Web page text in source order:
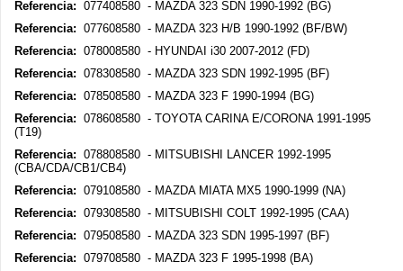
Referencia: 077408580 - MAZDA 323 SDN 1990-1992 (BG)
Referencia: 077608580 - MAZDA 323 H/B 1990-1992 (BF/BW)
Referencia: 078008580 - HYUNDAI i30 2007-2012 (FD)
Referencia: 078308580 - MAZDA 323 SDN 1992-1995 (BF)
Referencia: 078508580 - MAZDA 323 F 1990-1994 (BG)
Referencia: 078608580 - TOYOTA CARINA E/CORONA 1991-1995
(T19)
Referencia: 078808580 - MITSUBISHI LANCER 1992-1995
(CBA/CDA/CB1/CB4)
Referencia: 079108580 - MAZDA MIATA MX5 1990-1999 (NA)
Referencia: 079308580 - MITSUBISHI COLT 1992-1995 (CAA)
Referencia: 079508580 - MAZDA 323 SDN 1995-1997 (BF)
Referencia: 079708580 - MAZDA 323 F 1995-1998 (BA)